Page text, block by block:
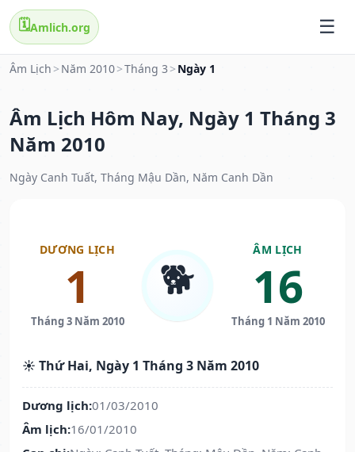
🗓️Amlich.org
Âm Lịch > Năm 2010>Tháng 3 > Ngày 1
Âm Lịch Hôm Nay, Ngày 1 Tháng 3
Năm 2010
Ngày Canh Tuất, Tháng Mậu Dần, Năm Canh Dần
DƯƠNG LỊCH
1
Tháng 3 Năm 2010
🐕
ÂM LỊCH
16
Tháng 1 Năm 2010
☀️ Thứ Hai, Ngày 1 Tháng 3 Năm 2010
Dương lịch:01/03/2010
Âm lịch:16/01/2010